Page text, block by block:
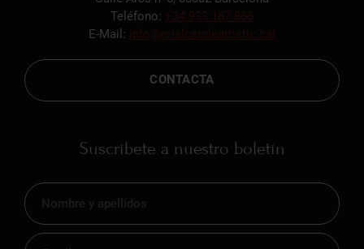
Teléfono: +34 933 187 866
E-Mail: info@reialcercleartistic.cat
CONTACTA
Suscríbete a nuestro boletín